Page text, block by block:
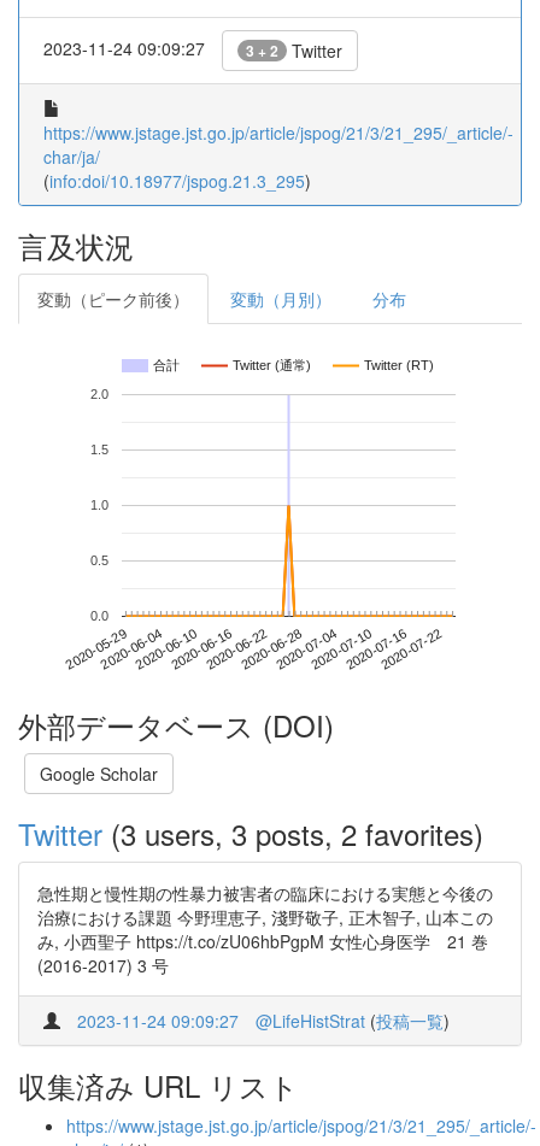
2023-11-24 09:09:27 3 + 2 Twitter
https://www.jstage.jst.go.jp/article/jspog/21/3/21_295/_article/-
char/ja/
(info:doi/10.18977/jspog.21.3_295)
言及状況
変動（ピーク前後） 変動（月別） 分布
合計 Twitter (通常) Twitter (RT)
2020-05-292020-06-042020-06-102020-06-162020-06-222020-06-282020-07-042020-07-102020-07-162020-07-22
0.0
0.5
1.0
1.5
2.0
外部データベース (DOI)
Google Scholar
Twitter (3 users, 3 posts, 2 favorites)
急性期と慢性期の性暴力被害者の臨床における実態と今後の
治療における課題 今野理恵子, 淺野敬子, 正木智子, 山本この
み, 小西聖子 https://t.co/zU06hbPgpM 女性心身医学 21 巻
(2016-2017) 3 号
2023-11-24 09:09:27 @LifeHistStrat (投稿一覧)
収集済み URL リスト
https://www.jstage.jst.go.jp/article/jspog/21/3/21_295/_article/-